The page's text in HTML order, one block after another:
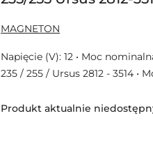
NAZWA
PRODUCENTA:
MAGNETON
Napięcie (V): 12 • Moc
235 / 255 / Ursus 2812 - 3514 •
Produkt aktualnie